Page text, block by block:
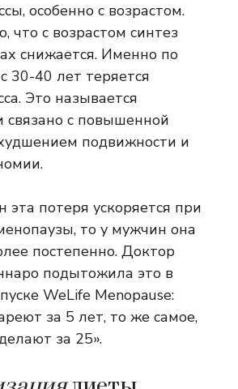
особенно с возрастом.
что с возрастом синтез
снижается. Именно по
30-40 лет теряется
Это называется
связано с повышенной
подвижности и
потеря ускоряется при
то у мужчин она
постепенно. Доктор
подытожила это в
WeLife Menopause:
за 5 лет, то же самое,
за 25».